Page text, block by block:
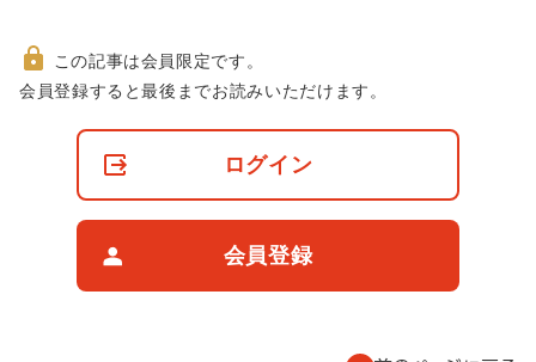
非
この記事は会員限定です。
会員登録すると最後までお読みいただけます。
ログイン
会員登録